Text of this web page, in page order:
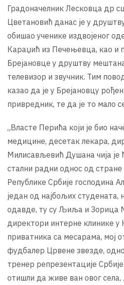
Градоначелник Лесковца др
Цветановић данас је у
обишао ученике издвојеног
Караџић из Печењевца, као и
Брејановце у друштву
телевизор и звучник. Тим
казао да је у Брејановцу
привредник, те да је то мало
„Власте Перића који је био
медицине, десетак лекара,
Милисављевић Душана чија
стални радни однос од
Републике Србије господина
један од најбољих студената,
одавде, ту су Љиља и Зорица
директори интерне клинике у
приватника са месарама, мој
фудбалер Црвенe звезде,
тренер репрезентације
отишли да живе ван овог села,